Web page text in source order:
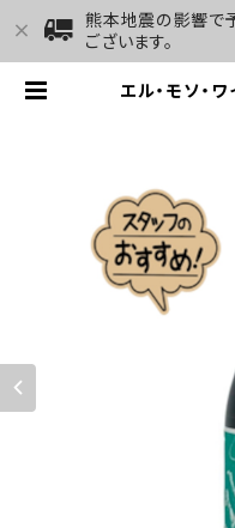
熊本地震の影響で
ございます。
エル・モソ・